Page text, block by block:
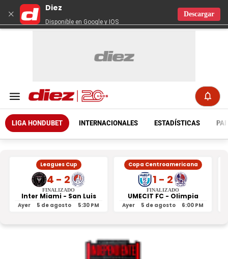
×
Diez
Disponible en Google y IOS
Descargar
LIGA HONDUBET INTERNACIONALES ESTADÍSTICAS
Leagues Cup
4 - 2
FINALIZADO
Inter Miami - San Luis
Ayer 5 de agosto 5:30 PM
Copa Centroamericana
1 - 2
FINALIZADO
UMECIT FC - Olimpia
Ayer 5 de agosto 6:00 PM